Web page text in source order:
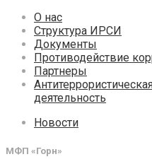
О нас
Структура ИРСИ
Документы
Противодействие
Партнеры
деятельность
Новости
МФП «Горн»